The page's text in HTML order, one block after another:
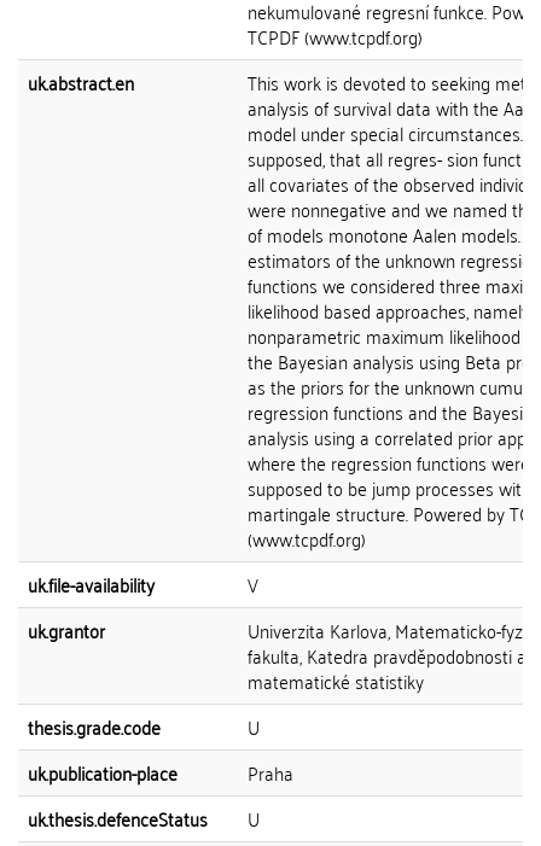
nekumulované regresní funkce.
TCPDF (www.tcpdf.org)
uk.abstract.en
This work is devoted to seeking
analysis of survival data with the
model under special circumstances.
supposed, that all regres- sion
all covariates of the observed
were nonnegative and we named
of models monotone Aalen models.
estimators of the unknown regression
functions we considered three
likelihood based approaches, namely
nonparametric maximum likelihood
the Bayesian analysis using Beta
as the priors for the unknown
regression functions and the Bayesian
analysis using a correlated prior
where the regression functions were
supposed to be jump processes with
martingale structure. Powered by
(www.tcpdf.org)
uk.file-availability
V
uk.grantor
Univerzita Karlova, Matematicko-
fakulta, Katedra pravděpodobnosti a
matematické statistiky
thesis.grade.code
U
uk.publication-place
Praha
uk.thesis.defenceStatus
U